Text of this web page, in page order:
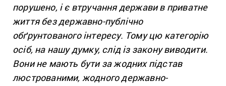
порушено, і є втручання держави в приватне
життя без державно-публічно
обґрунтованого інтересу. Тому цю категорію
осіб, на нашу думку, слід із закону виводити.
Вони не мають бути за жодних підстав
люстрованими, жодного державно-